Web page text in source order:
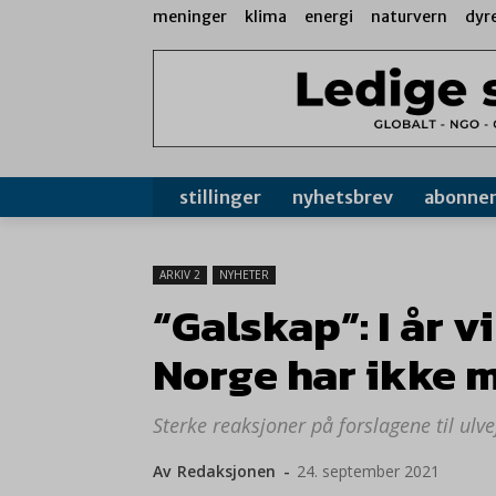
meninger klima energi naturvern
stillinger nyhetsbrev
ARKIV 2 NYHETER
“Galskap”: I år
Norge har ikke
Sterke reaksjoner på forslagene til
Av Redaksjonen - 24. september 2021